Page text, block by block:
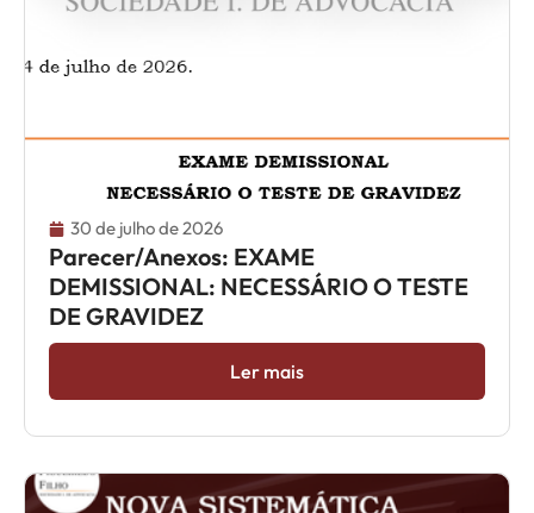
30 de julho de 2026
Parecer/Anexos: EXAME
DEMISSIONAL: NECESSÁRIO O TESTE
DE GRAVIDEZ
Ler mais